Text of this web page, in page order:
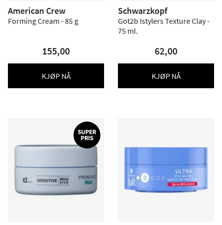
American Crew
Forming Cream - 85 g
155,00
KJØP NÅ
Schwarzkopf
Got2b Istylers Texture Clay -
75 ml.
62,00
KJØP NÅ